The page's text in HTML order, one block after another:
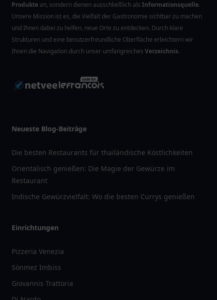
Produkte an, sondern dienen ausschließlich als Informationsquelle.
Unsere Mission ist es, die Vielfalt der Gastronomie sichtbar zu machen
und Ihnen dabei zu helfen, neue Orte zu entdecken. Durch klare
Strukturen und eine benutzerfreundliche Oberfläche erleichtern wir
Ihnen die Navigation durch unser umfangreiches Verzeichnis.
Neueste Blog-Beiträge
Die besten Restaurants für thailändische Köstlichkeiten
Orientalisch genießen: Die Magie der Gewürze im
Restaurant
Indische Gewürzvielfalt: Wo die besten Currys genießen
Einrichtungen
Pizzeria Venezia
Sönmez Imbiss
Giovannis Trattoria